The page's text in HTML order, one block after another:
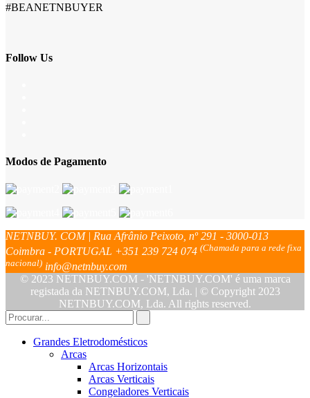
#BEANETNBUYER
Follow Us
Modos de Pagamento
NETNBUY. COM | Rua Afrânio Peixoto, nº 291 - 3000-013
Coimbra - PORTUGAL +351 239 724 074 (Chamada para a rede fixa
nacional) info@netnbuy.com
© 2023 NETNBUY.COM - 'NETNBUY.COM' é uma marca
registada da NETNBUY.COM, Lda. | © Copyright 2023
NETNBUY.COM, Lda. All rights reserved.
Grandes Eletrodomésticos
Arcas
Arcas Horizontais
Arcas Verticais
Congeladores Verticais